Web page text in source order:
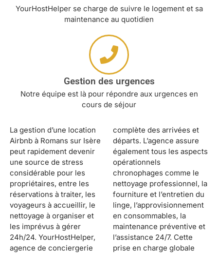
YourHostHelper se charge de suivre le logement et sa
maintenance au quotidien
Gestion des urgences
Notre équipe est là pour répondre aux urgences en
cours de séjour
La gestion d’une location
Airbnb à Romans sur Isère
peut rapidement devenir
une source de stress
considérable pour les
propriétaires, entre les
réservations à traiter, les
voyageurs à accueillir, le
nettoyage à organiser et
les imprévus à gérer
24h/24. YourHostHelper,
agence de conciergerie
complète des arrivées et
départs. L’agence assure
également tous les aspects
opérationnels
chronophages comme le
nettoyage professionnel, la
fourniture et l’entretien du
linge, l’approvisionnement
en consommables, la
maintenance préventive et
l’assistance 24/7. Cette
prise en charge globale